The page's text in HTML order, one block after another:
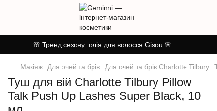
🌸 Тренд сезону: олія для волосся Gisou 🌸
Макіяж Для очей та брів Для очей та брів Charlotte Tilbury
Туш для вій Charlotte Tilbury Pillow
Talk Push Up Lashes Super Black, 10